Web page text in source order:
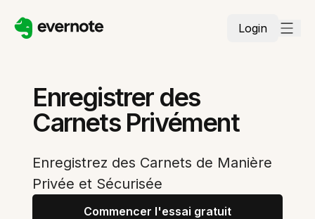
Login
Enregistrer des
Carnets Privément
Enregistrez des Carnets de Manière
Privée et Sécurisée
Commencer l'essai gratuit